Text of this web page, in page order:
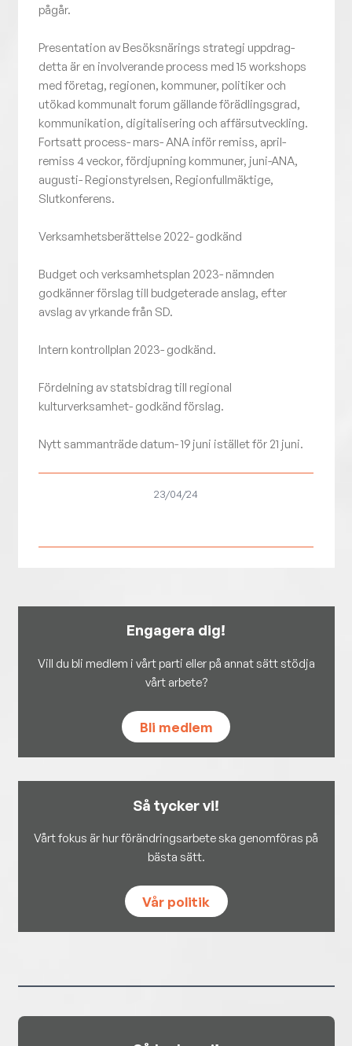
pågår.
Presentation av Besöksnärings strategi uppdrag-
detta är en involverande process med 15 workshops
med företag, regionen, kommuner, politiker och
utökad kommunalt forum gällande förädlingsgrad,
kommunikation, digitalisering och affärsutveckling.
Fortsatt process- mars- ANA inför remiss, april-
remiss 4 veckor, fördjupning kommuner, juni-ANA,
augusti- Regionstyrelsen, Regionfullmäktige,
Slutkonferens.
Verksamhetsberättelse 2022- godkänd
Budget och verksamhetsplan 2023- nämnden
godkänner förslag till budgeterade anslag, efter
avslag av yrkande från SD.
Intern kontrollplan 2023- godkänd.
Fördelning av statsbidrag till regional
kulturverksamhet- godkänd förslag.
Nytt sammanträde datum- 19 juni istället för 21 juni.
23/04/24
Engagera dig!
Vill du bli medlem i vårt parti eller på annat sätt stödja
vårt arbete?
Bli medlem
Så tycker vi!
Vårt fokus är hur förändringsarbete ska genomföras på
bästa sätt.
Vår politik